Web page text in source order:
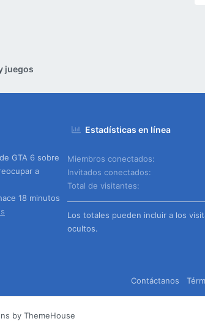
juegos
GTA 6 sobre
a
18 minutos
Estadísticas en línea
Miembros conectados
Invitados conectados
Total de visitantes
Los totales pueden incluir a los
ocultos.
Contáctanos
by ThemeHouse